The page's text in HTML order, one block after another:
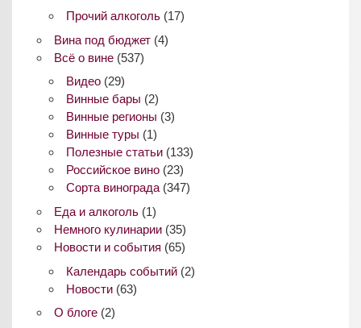
Прочий алкоголь(17)
Вина под бюджет(4)
Всё о вине(537)
Видео(29)
Винные бары (2)
Винные регионы (3)
Винные туры (1)
Полезные статьи(133)
Российское вино(23)
Сорта винограда(347)
Еда и алкоголь(1)
Немного кулинарии(35)
Новости и события (65)
Календарь событий(2)
Новости(63)
О блоге(2)